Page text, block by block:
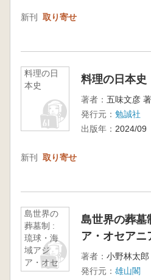
新刊 取り寄せ
料理の日
本史
料理の日本史
著者： 五味文彦 著
発行元： 勉誠社
出版年： 2024/09
新刊 取り寄せ
島世界の
葬墓制 :
琉球・海
域アジ
ア・オセ
アニア
島世界の葬墓
ア・オセアニ
著者： 小野林太郎
発行元： 雄山閣